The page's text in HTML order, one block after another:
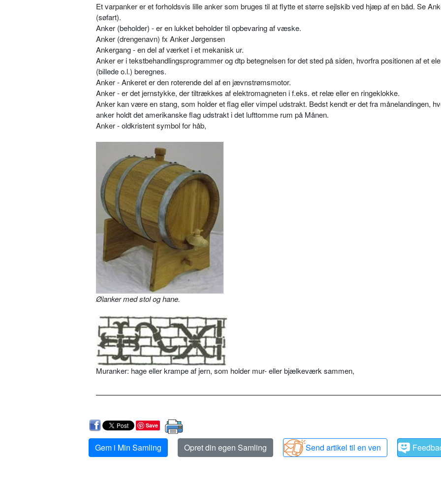
Et varpanker er et forholdsvis lille anker som bruges til at flytte et større sejlskib ved hjæp af en båd. Se
(søfart).
Anker (beholder) - er en lukket beholder til opbevaring af væske.
Anker (drengenavn) fx Anker Jørgensen
Ankergang - en del af værket i et mekanisk ur.
Anker er i tekstbehandlingsprogrammer og dtp betegnelsen for det sted på siden, hvorfra positionen af et
(billede o.l.) beregnes.
Anker - Ankeret er den roterende del af en jævnstrømsmotor.
Anker - er det jernstykke, der tiltrækkes af elektromagneten i f.eks. et relæ eller en ringeklokke.
Anker kan være en stang, som holder et flag eller vimpel udstrakt. Bedst kendt er det fra månelandingen,
anker holdt det amerikanske flag udstrakt i det lufttomme rum på Månen.
Anker - oldkristent symbol for håb,
Ølanker med stol og hane.
Muranker: hage eller krampe af jern, som holder mur- eller bjælkeværk sammen,
Save
Gem i Min Samling Opret din egen Samling Send artikel til en ven